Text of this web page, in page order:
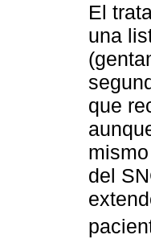
El
una
que
del